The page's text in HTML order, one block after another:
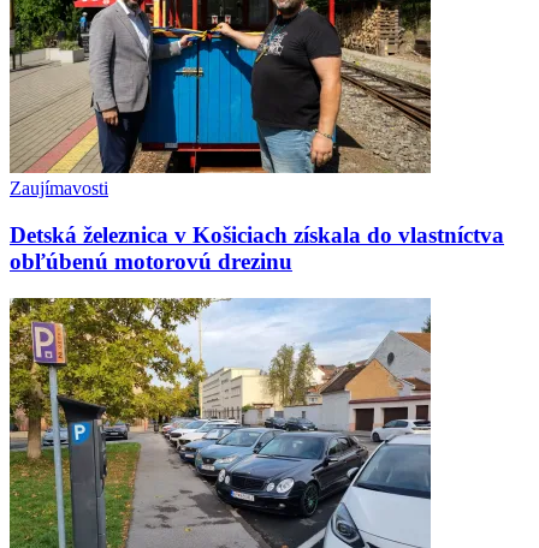
Zaujímavosti
Detská železnica v Košiciach získala do vlastníctva
obľúbenú motorovú drezinu